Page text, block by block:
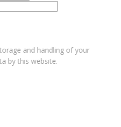
and handling of your
by this website.